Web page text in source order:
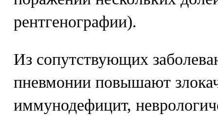
рентгенографии).
Из сопутствующих
пневмонии повышают
иммунодефицит,